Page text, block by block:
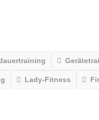
Lady-Fitness